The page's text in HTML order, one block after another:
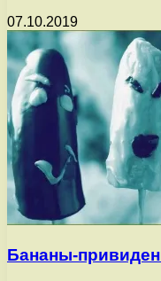
07.10.2019
Бананы-